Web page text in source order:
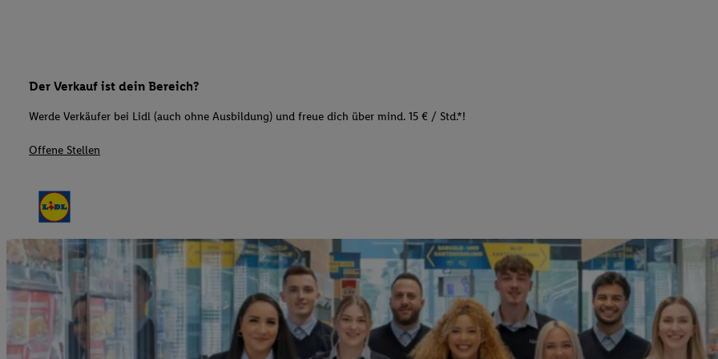
Der Verkauf ist dein Bereich?
Werde Verkäufer bei Lidl (auch ohne Ausbildung) und freue dich über mind. 15 € / Std.*!
Offene Stellen